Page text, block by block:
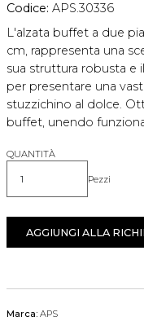
Codice: APS.30336
L'alzata buffet a due
cm, rappresenta una
sua struttura robusta e
per presentare una
stuzzichino al dolce.
buffet, unendo
QUANTITÀ
Quantità Pezzi
AGGIUNGI ALLA
Marca: APS